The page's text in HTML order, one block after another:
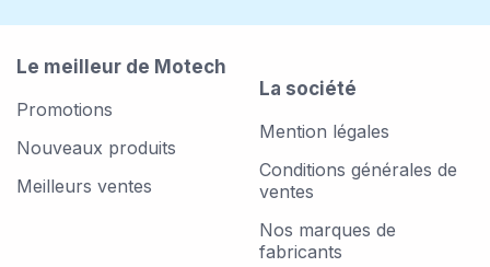
Le meilleur de Motech
Promotions
Nouveaux produits
Meilleurs ventes
La société
Mention légales
Conditions générales de
ventes
Nos marques de
fabricants